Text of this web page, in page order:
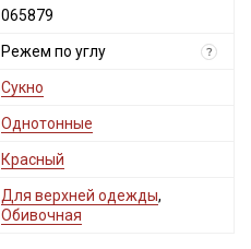
065879
Режем по углу ?
Сукно
Однотонные
Красный
Для верхней одежды,
Обивочная